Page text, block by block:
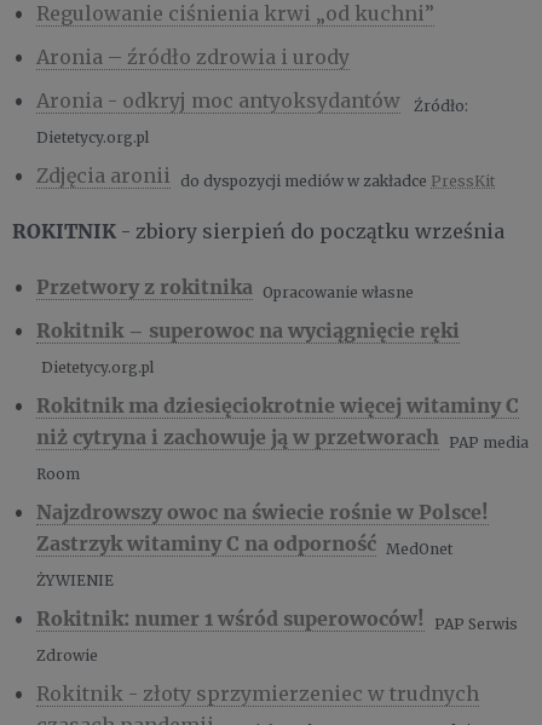
Regulowanie ciśnienia krwi „od kuchni”
Aronia – źródło zdrowia i urody
Aronia - odkryj moc antyoksydantów
Źródło:
Dietetycy.org.pl
Zdjęcia aronii do dyspozycji mediów w zakładce PressKit
ROKITNIK - zbiory sierpień do początku września
Przetwory z rokitnika Opracowanie własne
Rokitnik – superowoc na wyciągnięcie ręki
Dietetycy.org.pl
Rokitnik ma dziesięciokrotnie więcej witaminy C
niż cytryna i zachowuje ją w przetworach PAP media
Room
Najzdrowszy owoc na świecie rośnie w Polsce!
Zastrzyk witaminy C na odporność MedOnet
ŻYWIENIE
Rokitnik: numer 1 wśród superowoców!
PAP Serwis
Zdrowie
Rokitnik - złoty sprzymierzeniec w trudnych